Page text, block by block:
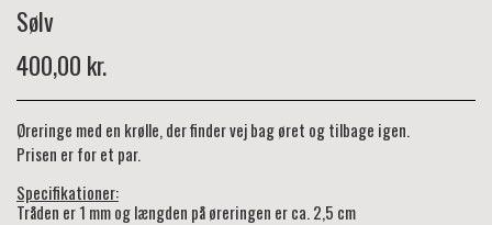
Sølv
400,00 kr.
Øreringe med en krølle, der finder vej bag øret og tilbage igen.
Prisen er for et par.
Specifikationer:
Tråden er 1 mm og længden på øreringen er ca. 2,5 cm